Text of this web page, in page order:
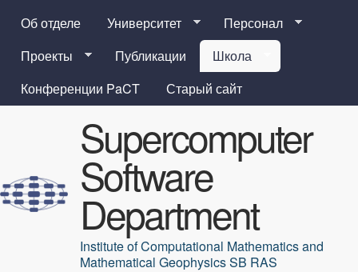
содержанию
Об отделе Университет
Персонал
Проекты
Публикации
Школа
Конференции PaCT
Старый сайт
Supercomputer
Software
Department
Institute of Computational Mathematics and
Mathematical Geophysics SB RAS